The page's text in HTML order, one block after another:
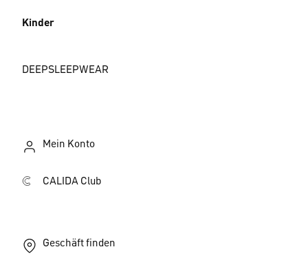
Kinder
DEEPSLEEPWEAR
Mein Konto
CALIDA Club
Geschäft finden